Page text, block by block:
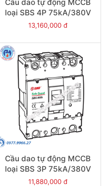
Cầu dao tự động MCCB
loại SBS 4P 75kA/380V
500A - Model
13,160,000 đ
Cầu dao tự động MCCB
loại SBS 3P 75kA/380V
700A - Model
11,880,000 đ